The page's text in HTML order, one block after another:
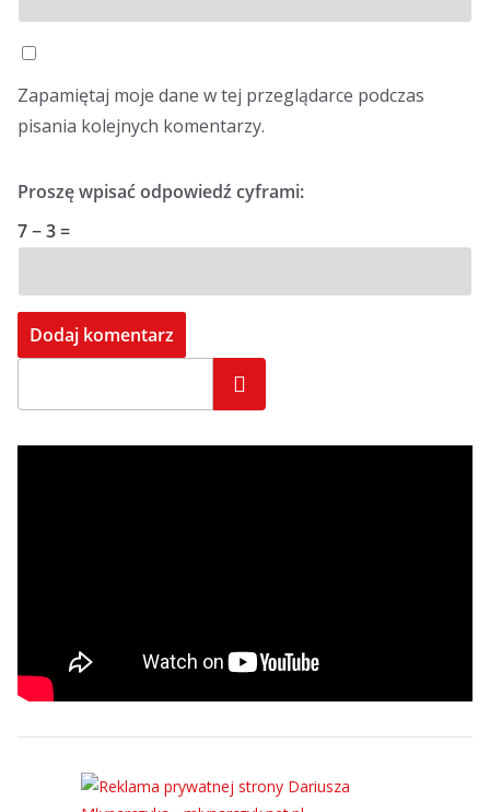
Zapamiętaj moje dane w tej przeglądarce podczas
pisania kolejnych komentarzy.
Proszę wpisać odpowiedź cyframi:
7 − 3 =
Szukaj